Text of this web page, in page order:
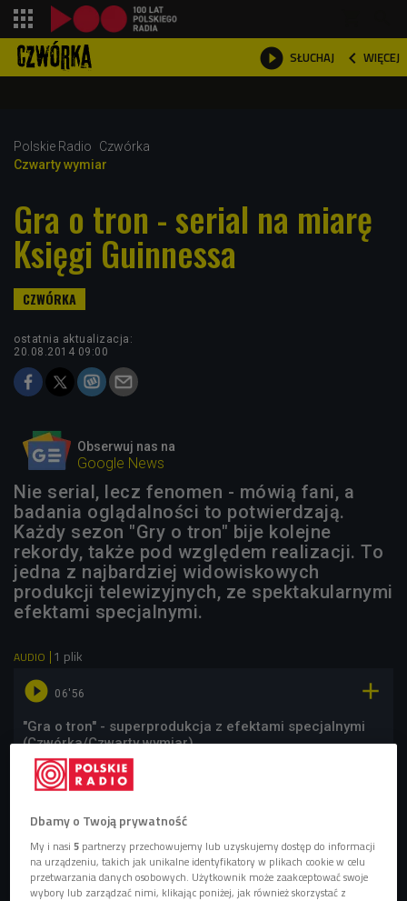
 SŁUCHAJ  WIĘCEJ

Polskie Radio
Czwórka
Czwarty wymiar
Gra o tron - serial na miarę
Księgi Guinnessa
ostatnia aktualizacja:
20.08.2014 09:00
Obserwuj nas na
Google News
Nie serial, lecz fenomen - mówią fani, a
badania oglądalności to potwierdzają.
Każdy sezon "Gry o tron" bije kolejne
rekordy, także pod względem realizacji. To
jedna z najbardziej widowiskowych
produkcji telewizyjnych, ze spektakularnymi
efektami specjalnymi.
AUDIO 1 plik
 06'56 
"Gra o tron" - superprodukcja z efektami specjalnymi
(Czwórka/Czwarty wymiar)
Dbamy o Twoją prywatność
My i nasi5 partnerzy przechowujemy lub uzyskujemy dostęp do informacji
na urządzeniu, takich jak unikalne identyfikatory w plikach cookie w celu
przetwarzania danych osobowych. Użytkownik może zaakceptować swoje
wybory lub zarządzać nimi, klikając poniżej, jak również skorzystać z